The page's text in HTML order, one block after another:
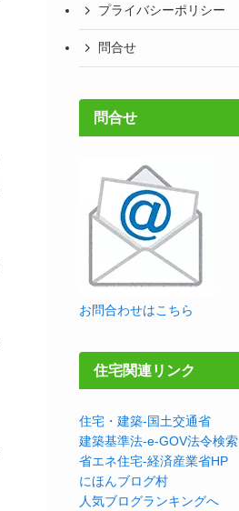
プライバシーポリシー
問合せ
問合せ
お問合わせはこちら
住宅関連リンク
住宅・建築-国土交通省
建築基準法-e-GOV法令検索
省エネ住宅-経済産業省HP
にほんブログ村
人気ブログランキングへ